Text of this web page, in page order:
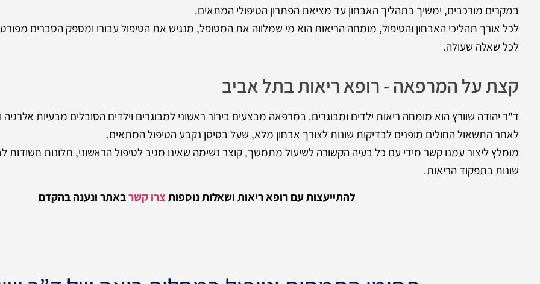
במקרים מורכבים, ימשיך בתהליך האבחון עד מציאת הפתרון הטיפולי המתאים.
לכל אורך תהליכי האבחון והטיפול, מומחה הריאות הוא מי שמלווה את המטופל, מנגיש את הטיפול עבורו ומספק הסברים
לכל שאלה שעולה.
קצת על המרפאה - רופא ריאות בתל אביב
ד"ר יהודה שוורץ הוא מומחה ריאות ילדים ומבוגרים. במרפאה מבצעים בירור ראשוני למבוגרים וילדים הסובלים מבעיות אלרגיה
לאחר התשאול החולים מופנים לבדיקות שונות לצורך אבחון מלא, שעל בסיסן נקבע הטיפול המתאים.
מומלץ ליצור עמנו קשר מידי עם כל בעיה הקשורה לשיעול מתמשך, קוצר נשימה שאינו מגיב לטיפול הראשוני, תלונות חשודות
שונות בתפקוד הריאות.
להתייעצות עם רופא ריאות ושאלות נוספות צרו קשרבאתר ונענה בהקדם